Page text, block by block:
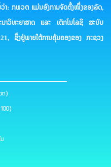
າ: ກພວຕ ແມ່ນອົງການຈັດຕັ້ງໜຶ່ງຂອງລັດ,
ນາວິທະຍາສາດ ແລະ ເຕັກໂນໂລຊີ ສະບັບ
ຊຶ່ງຢູ່ພາຍໃຕ້ການຄຸ້ມຄອງຂອງ ກະຊວງ
)
)